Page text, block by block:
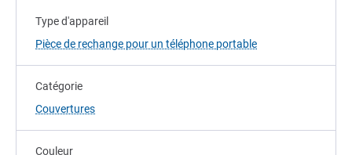
Type d'appareil
Pièce de rechange pour un téléphone portable
Catégorie
Couvertures
Couleur